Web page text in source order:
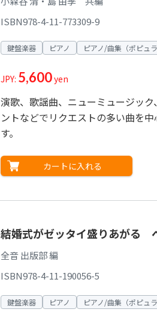
ISBN978-4-11-773309-9
鍵盤楽器 ピアノ ピアノ/曲集（ポピュラ
JPY: 5,600yen
演歌、歌謡曲、ニューミュージッ
ントなどでリクエストの多い曲を
す。
カートに入れる
結婚式がゼッタイ盛りあがる
全音 出版部 編
ISBN978-4-11-190056-5
鍵盤楽器 ピアノ ピアノ/曲集（ポピュラ